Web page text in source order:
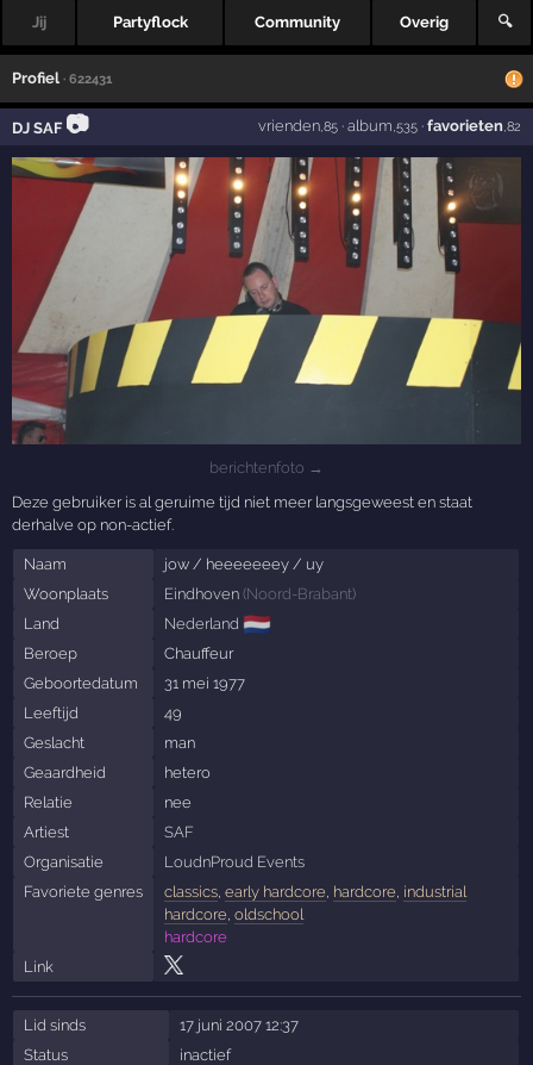
Jij Partyflock Community Overig 🔍
Profiel · 622431
DJ SAF 📷 vrienden,85· album ,535· favorieten,82
berichtenfoto →
Deze gebruiker is al geruime tijd niet meer langsgeweest en staat
derhalve op non-actief.
Naam
jow / heeeeeeey / uy
Woonplaats
Eindhoven (Noord-Brabant)
Land
Nederland 🇳🇱
Beroep
Chauffeur
Geboortedatum
31 mei 1977
Leeftijd
49
Geslacht
man
Geaardheid
hetero
Relatie
nee
Artiest
SAF
Organisatie
LoudnProud Events
Favoriete genres
classics, early hardcore, hardcore, industrial
hardcore, oldschool
hardcore
Link
Lid sinds
17 juni 2007 12:37
Status
inactief